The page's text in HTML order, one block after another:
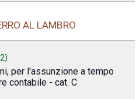
AL LAMBRO
)
per l'assunzione a tempo
contabile - cat. C